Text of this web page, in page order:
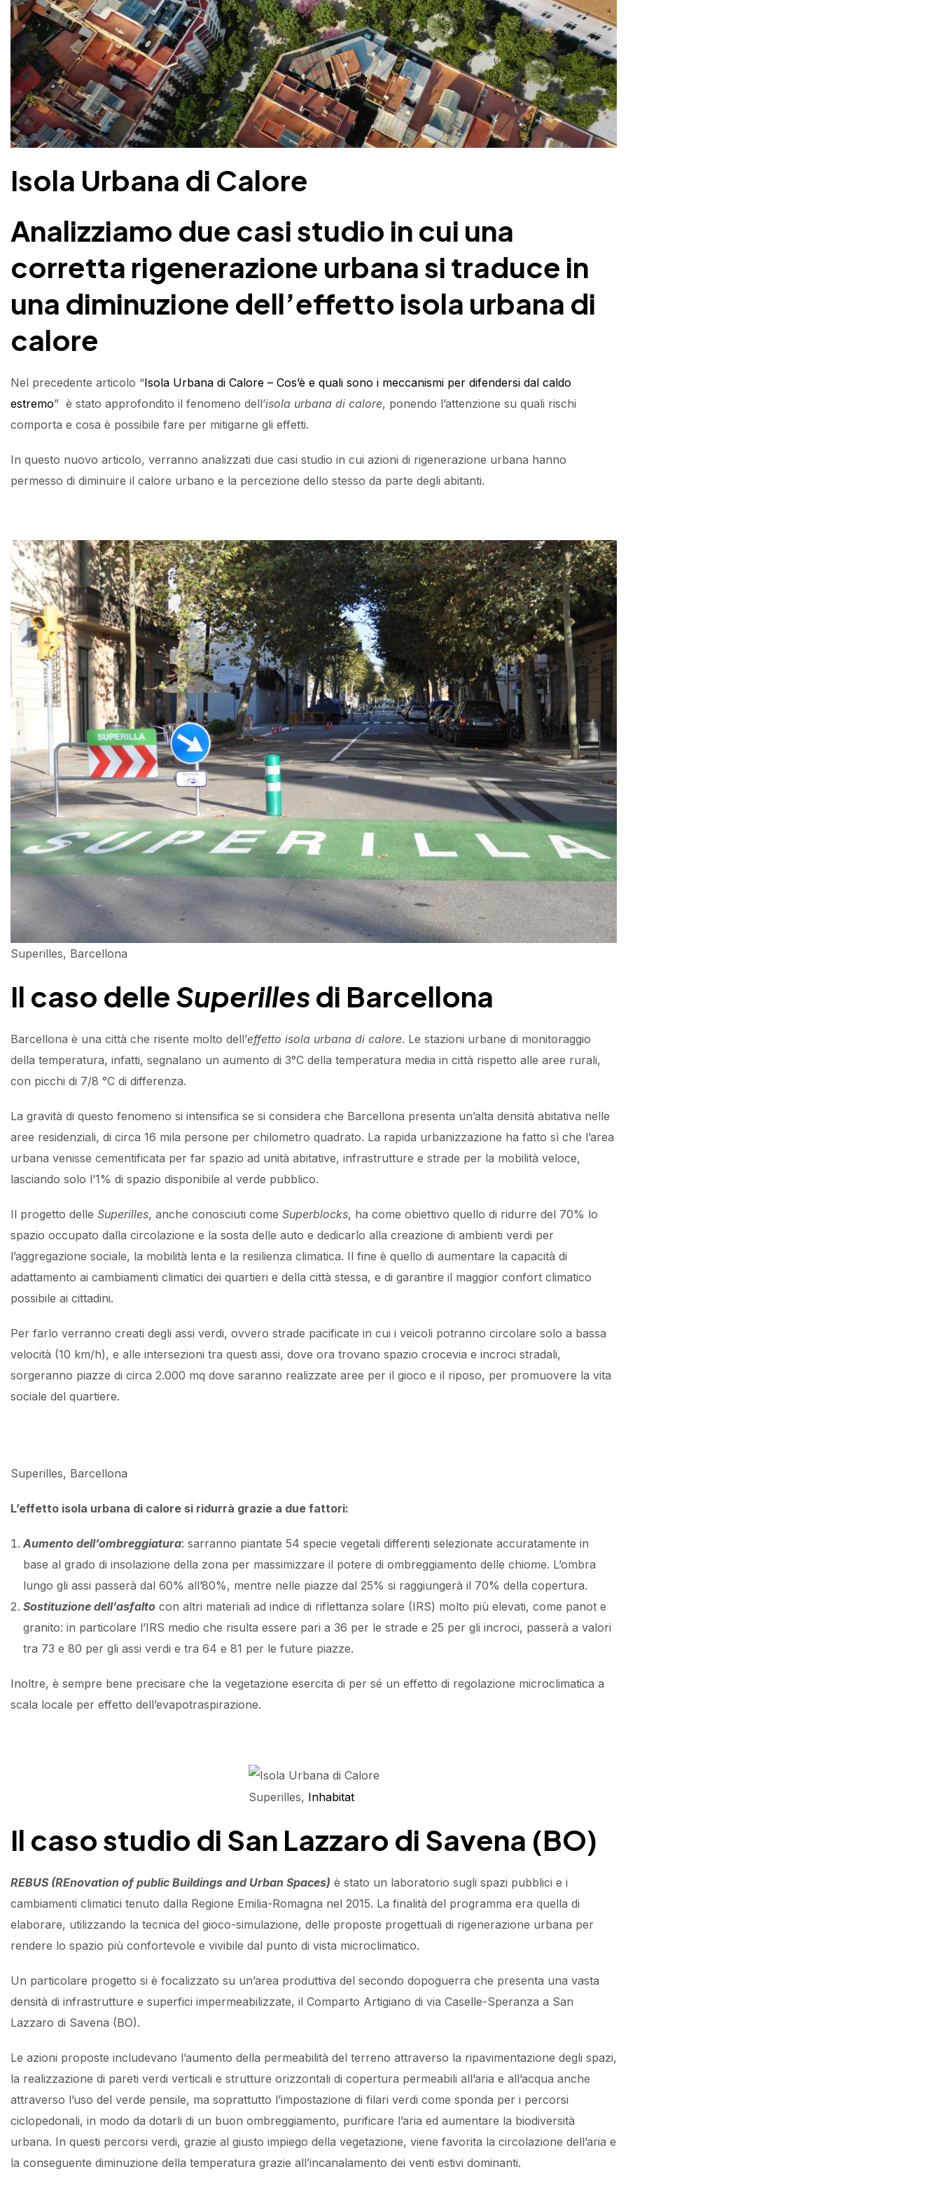
Isola Urbana di Calore
Analizziamo due casi studio in cui una
corretta rigenerazione urbana si traduce in
una diminuzione dell’effetto isola urbana di
calore
Nel precedente articolo “Isola Urbana di Calore – Cos’è e quali sono i meccanismi per difendersi dal caldo
estremo” è stato approfondito il fenomeno dell’isola urbana di calore, ponendo l’attenzione su quali rischi
comporta e cosa è possibile fare per mitigarne gli effetti.
In questo nuovo articolo, verranno analizzati due casi studio in cui azioni di rigenerazione urbana hanno
permesso di diminuire il calore urbano e la percezione dello stesso da parte degli abitanti.
Superilles, Barcellona
Il caso delleSuperillesdi Barcellona
Barcellona è una città che risente molto dell’effetto isola urbana di calore. Le stazioni urbane di monitoraggio
della temperatura, infatti, segnalano un aumento di 3°C della temperatura media in città rispetto alle aree rurali,
con picchi di 7/8 °C di differenza.
La gravità di questo fenomeno si intensifica se si considera che Barcellona presenta un’alta densità abitativa nelle
aree residenziali, di circa 16 mila persone per chilometro quadrato. La rapida urbanizzazione ha fatto sì che l’area
urbana venisse cementificata per far spazio ad unità abitative, infrastrutture e strade per la mobilità veloce,
lasciando solo l’1% di spazio disponibile al verde pubblico.
Il progetto delle Superilles, anche conosciuti come Superblocks, ha come obiettivo quello di ridurre del 70% lo
spazio occupato dalla circolazione e la sosta delle auto e dedicarlo alla creazione di ambienti verdi per
l’aggregazione sociale, la mobilità lenta e la resilienza climatica. Il fine è quello di aumentare la capacità di
adattamento ai cambiamenti climatici dei quartieri e della città stessa, e di garantire il maggior confort climatico
possibile ai cittadini.
Per farlo verranno creati degli assi verdi, ovvero strade pacificate in cui i veicoli potranno circolare solo a bassa
velocità (10 km/h), e alle intersezioni tra questi assi, dove ora trovano spazio crocevia e incroci stradali,
sorgeranno piazze di circa 2.000 mq dove saranno realizzate aree per il gioco e il riposo, per promuovere la vita
sociale del quartiere.
Superilles, Barcellona
L’effetto isola urbana di calore si ridurrà grazie a due fattori:
Aumento dell’ombreggiatura: sarranno piantate 54 specie vegetali differenti selezionate accuratamente in
base al grado di insolazione della zona per massimizzare il potere di ombreggiamento delle chiome. L’ombra
lungo gli assi passerà dal 60% all’80%, mentre nelle piazze dal 25% si raggiungerà il 70% della copertura.
Sostituzione dell’asfalto con altri materiali ad indice di riflettanza solare (IRS) molto più elevati, come panot e
granito: in particolare l’IRS medio che risulta essere pari a 36 per le strade e 25 per gli incroci, passerà a valori
tra 73 e 80 per gli assi verdi e tra 64 e 81 per le future piazze.
Inoltre, è sempre bene precisare che la vegetazione esercita di per sé un effetto di regolazione microclimatica a
scala locale per effetto dell’evapotraspirazione.
Superilles, Inhabitat
Il caso studio di San Lazzaro di Savena (BO)
REBUS (REnovation of public Buildings and Urban Spaces) è stato un laboratorio sugli spazi pubblici e i
cambiamenti climatici tenuto dalla Regione Emilia-Romagna nel 2015. La finalità del programma era quella di
elaborare, utilizzando la tecnica del gioco-simulazione, delle proposte progettuali di rigenerazione urbana per
rendere lo spazio più confortevole e vivibile dal punto di vista microclimatico.
Un particolare progetto si è focalizzato su un’area produttiva del secondo dopoguerra che presenta una vasta
densità di infrastrutture e superfici impermeabilizzate, il Comparto Artigiano di via Caselle-Speranza a San
Lazzaro di Savena (BO).
Le azioni proposte includevano l’aumento della permeabilità del terreno attraverso la ripavimentazione degli spazi,
la realizzazione di pareti verdi verticali e strutture orizzontali di copertura permeabili all’aria e all’acqua anche
attraverso l’uso del verde pensile, ma soprattutto l’impostazione di filari verdi come sponda per i percorsi
ciclopedonali, in modo da dotarli di un buon ombreggiamento, purificare l’aria ed aumentare la biodiversità
urbana. In questi percorsi verdi, grazie al giusto impiego della vegetazione, viene favorita la circolazione dell’aria e
la conseguente diminuzione della temperatura grazie all’incanalamento dei venti estivi dominanti.